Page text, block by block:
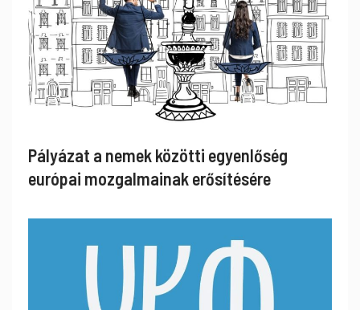
Pályázat a nemek közötti egyenlőség
európai mozgalmainak erősítésére